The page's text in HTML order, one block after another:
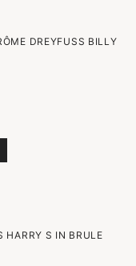
DREYFUSS BILLY
HARRY S IN BRULE